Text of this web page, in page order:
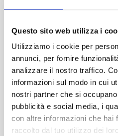
Questo sito web utilizza i
Utilizziamo i cookie per
annunci, per fornire
analizzare il nostro traffico.
informazioni sul modo in cui
nostri partner che si
pubblicità e social media, i
con altre informazioni che hai
raccolto dal tuo utilizzo dei
Scegli Best Parking per il
tempi e riducendo lo stress.
noi, mentre tu potrai goderti
CENTRO AUTO ROMA
Aperto:Orario ridotto